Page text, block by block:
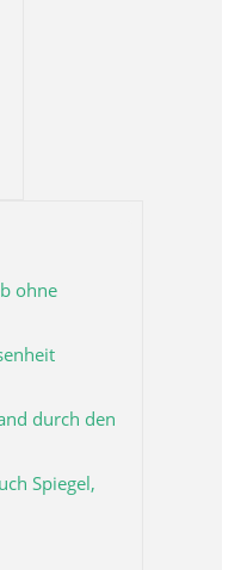
ohne
durch den
Spiegel,